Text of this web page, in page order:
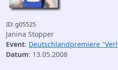
ID: g05525
Janina Stopper
Event: Deutschlandpremiere
Datum: 13.05.2008